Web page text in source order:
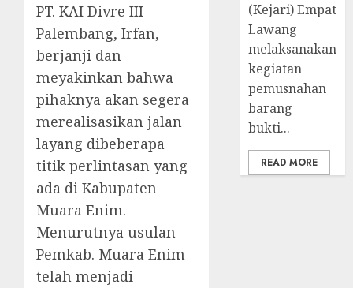
PT. KAI Divre III
Palembang, Irfan,
berjanji dan
meyakinkan bahwa
pihaknya akan segera
merealisasikan jalan
layang dibeberapa
titik perlintasan yang
ada di Kabupaten
Muara Enim.
Menurutnya usulan
Pemkab. Muara Enim
telah menjadi
(Kejari) Empat
Lawang
melaksanakan
kegiatan
pemusnahan
barang
bukti...
READ MORE